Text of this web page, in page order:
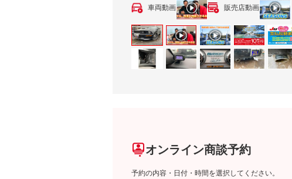
車両動画 販売店動画
オンライン商談予約
予約の内容・日付・時間を選択してください。